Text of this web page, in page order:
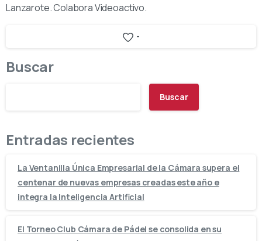
Lanzarote. Colabora Videoactivo.
-
Buscar
Buscar
Entradas recientes
La Ventanilla Única Empresarial de la Cámara supera el
centenar de nuevas empresas creadas este año e
integra la Inteligencia Artificial
El Torneo Club Cámara de Pádel se consolida en su